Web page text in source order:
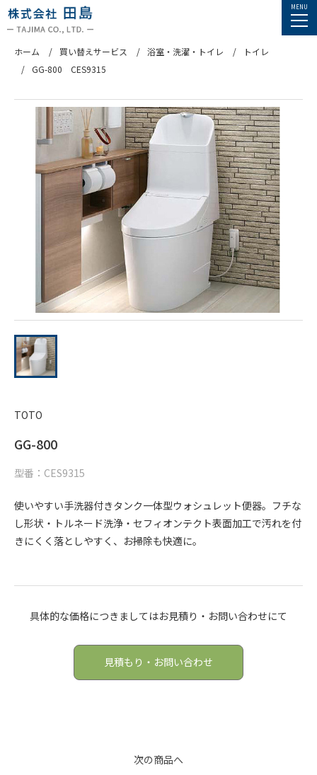
ホーム 買い替えサービス 浴室・洗濯・トイレ
トイレ
GG-800 CES9315
TOTO
GG-800
型番：CES9315
使いやすい手洗器付きタンク一体型ウォシュレット便器。フチな
し形状・トルネード洗浄・セフィオンテクト表面加工で汚れを付
きにくく落としやすく、お掃除も快適に。
具体的な価格につきましてはお見積り・お問い合わせにて
見積もり・お問い合わせ
次の商品へ